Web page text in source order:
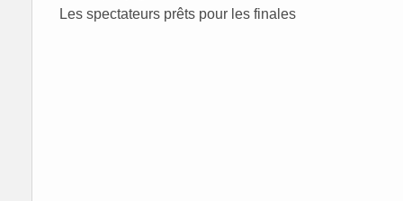
Les spectateurs prêts pour les finales